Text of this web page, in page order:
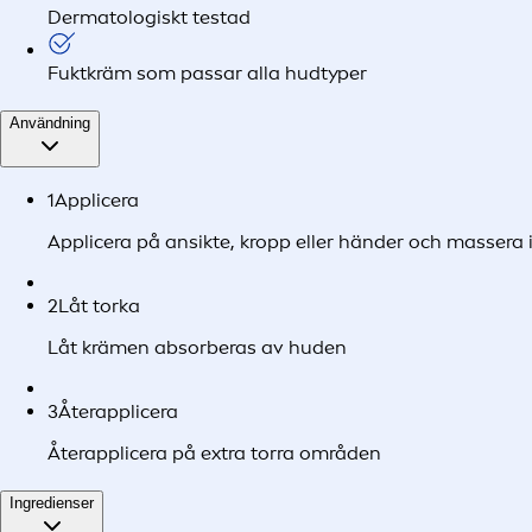
Dermatologiskt testad
Fuktkräm som passar alla hudtyper
Användning
1Applicera
Applicera på ansikte, kropp eller händer och massera
2Låt torka
Låt krämen absorberas av huden
3Återapplicera
Återapplicera på extra torra områden
Ingredienser